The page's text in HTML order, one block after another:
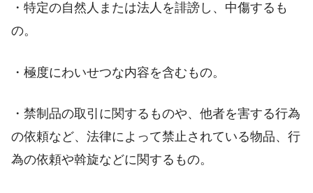
・特定の自然人または法人を誹謗し、中傷するも
の。
・極度にわいせつな内容を含むもの。
・禁制品の取引に関するものや、他者を害する行為
の依頼など、法律によって禁止されている物品、行
為の依頼や斡旋などに関するもの。